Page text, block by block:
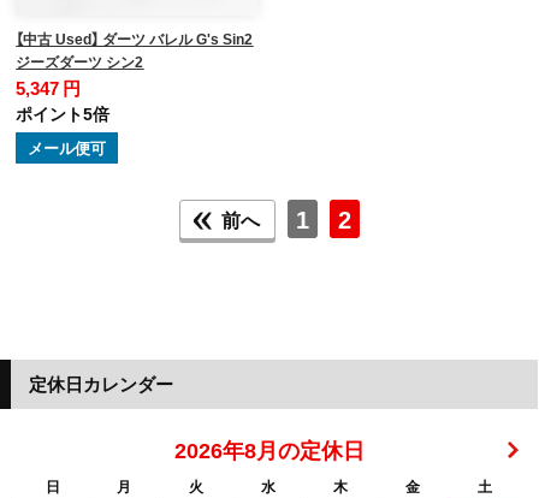
【中古 Used】 ダーツ バレル G's Sin2
ジーズダーツ シン2
5,347 円
ポイント5倍
メール便可
前へ 1 2
定休日カレンダー
2026年8月の定休日
日 月 火 水 木 金
土